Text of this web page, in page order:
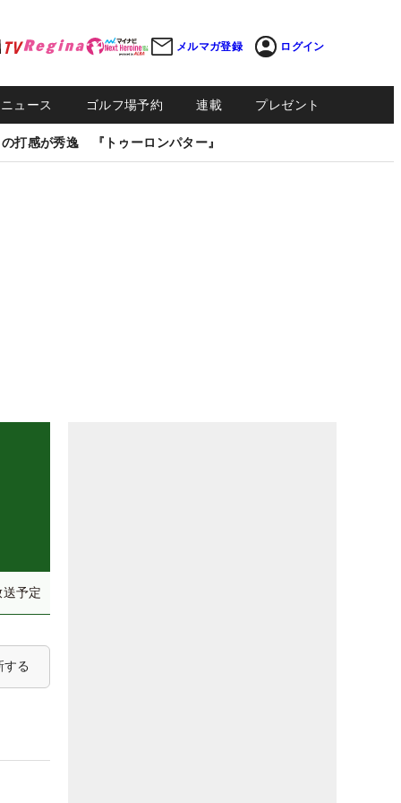
メルマガ登録 ログイン
ュース ゴルフ場予約 連載 プレゼント
打感が秀逸 『トゥーロンパター』
予定
する